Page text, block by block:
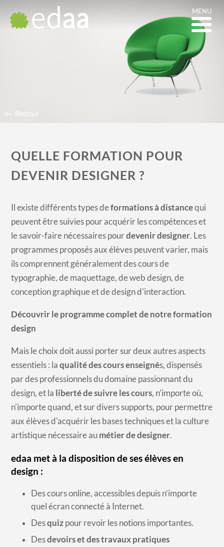
MENU
SUPPORTS DE LA
FORMATION DESIGNER À
Retour
QUELLE FORMATION POUR
DEVENIR DESIGNER ?
Il existe différents types deformations à distancequi
peuvent être suivies pour acquérir les compétences et
le savoir-faire nécessaires pourdevenir designer. Les
programmes proposés aux élèves peuvent varier, mais
ils comprennent généralement des cours de
typographie, de maquettage, de web design, de
conception graphique et de design d'interaction.
Découvrir le programme complet de notre formation
design
Mais le choix doit aussi porter sur deux autres aspects
essentiels : laqualité des cours enseignés, dispensés
par des professionnels du domaine passionnant du
design, et la liberté de suivre les cours, n'importe où,
n'importe quand, et sur divers supports, pour permettre
aux élèves d'acquérir les bases techniques et la culture
artistique nécessaire au métier de designer.
edaa met à la disposition de ses élèves en
design :
Des cours online, accessibles depuis n’importe
quel écran connecté à Internet.
Desquiz pour revoir les notions importantes.
Desdevoirs et des travaux pratiques